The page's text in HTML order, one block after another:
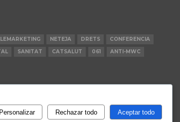
NETEJA DRETS
CONFERENCIA
SANITAT CATSALUT 061 ANTI-MWC
Personalizar Rechazar todo Aceptar todo